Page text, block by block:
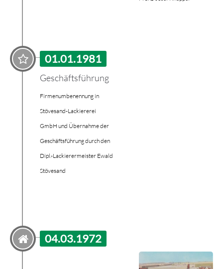
01.01.1981
Geschäftsführung
Firmenumbenennung in
Stövesand-Lackiererei
GmbH und Übernahme der
Geschäftsführung durch den
Dipl.-Lackierermeister Ewald
Stövesand
04.03.1972